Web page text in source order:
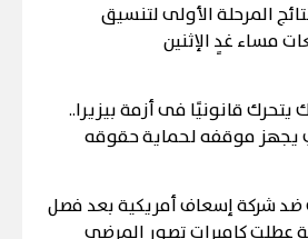
المرحلة الأولى لتنسيق
مساء غدٍ الإثنين
يتحرك قانونيًا فى أزمة بيزيرا..
يجهز موقفه لحماية حقوقه
شركة إسعاف أمريكية بعد فصل
عطلت كاميرات تصور المرضى